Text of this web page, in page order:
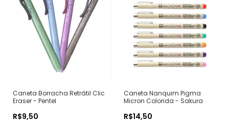
Caneta Borracha Retrátil Clic
Eraser - Pentel
R$9,50
Caneta Nanquim Pigma
Micron Colorida - Sakura
R$14,50